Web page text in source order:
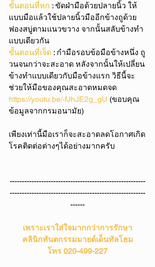
ขั้นตอนที่หก : ขัดฝ่ามือด้วยปลายนิ้ว ให้
แบบมือแล้วใช้ปลายนิ้วมืออีกข้างถูด้วย
ฟองสบู่ตามแนวขวาง จากนั้นสลับข้างทำ
แบบเดียวกัน
ขั้นตอนที่เจ็ด : กำมือรอบข้อมือข้างหนึ่ง ถู
วนจนกว่าจะสะอาด หลังจากนั้นให้เปลี่ยน
ข้างทำแบบเดียวกับมือข้างแรก วิธีนี้จะ
ช่วยให้มือของคุณสะอาดหมดจด
https://youtu.be/-fJhJE2g_gU (ขอบคุณ
ข้อมูลจากกรมอนามัย)
เพียงเท่านี้มือเราก็จะสะอาดลดโอกาศเกิด
โรคติดต่อต่างๆได้อย่างมากครับ
--------------------------------------------------------
--------------------------------------------------------
------
เพราะเราใส่ใจมากกว่าการรักษา
คลินิกทันตกรรมมายด์เด็นทัลโฮม
โทร 020-499-227